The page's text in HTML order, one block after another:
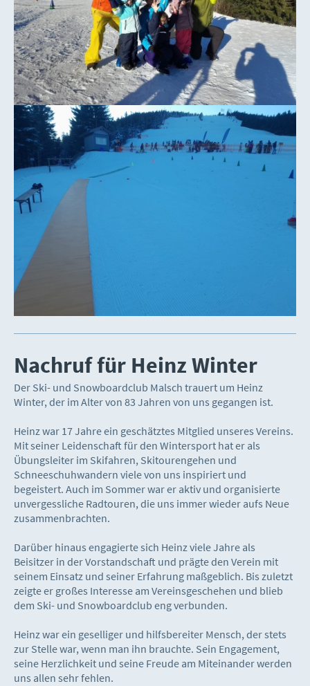
Nachruf für Heinz Winter
Der Ski- und Snowboardclub Malsch trauert um Heinz
Winter, der im Alter von 83 Jahren von uns gegangen ist.
Heinz war 17 Jahre ein geschätztes Mitglied unseres Vereins.
Mit seiner Leidenschaft für den Wintersport hat er als
Übungsleiter im Skifahren, Skitourengehen und
Schneeschuhwandern viele von uns inspiriert und
begeistert. Auch im Sommer war er aktiv und organisierte
unvergessliche Radtouren, die uns immer wieder aufs Neue
zusammenbrachten.
Darüber hinaus engagierte sich Heinz viele Jahre als
Beisitzer in der Vorstandschaft und prägte den Verein mit
seinem Einsatz und seiner Erfahrung maßgeblich. Bis zuletzt
zeigte er großes Interesse am Vereinsgeschehen und blieb
dem Ski- und Snowboardclub eng verbunden.
Heinz war ein geselliger und hilfsbereiter Mensch, der stets
zur Stelle war, wenn man ihn brauchte. Sein Engagement,
seine Herzlichkeit und seine Freude am Miteinander werden
uns allen sehr fehlen.